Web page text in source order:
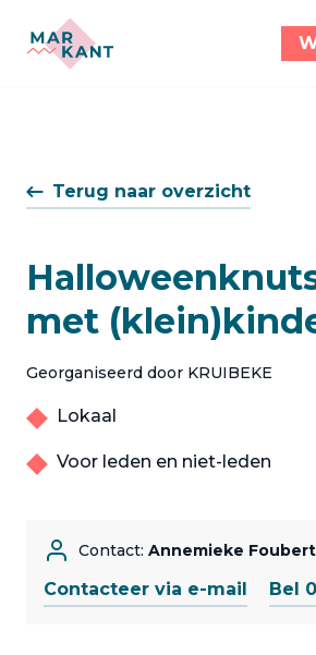
Terug naar overzicht
met
Georganiseerd door KRUIBEKE
Lokaal
Voor leden en niet-leden
Contact: Annemieke Foubert
Contacteer via e-mail Bel